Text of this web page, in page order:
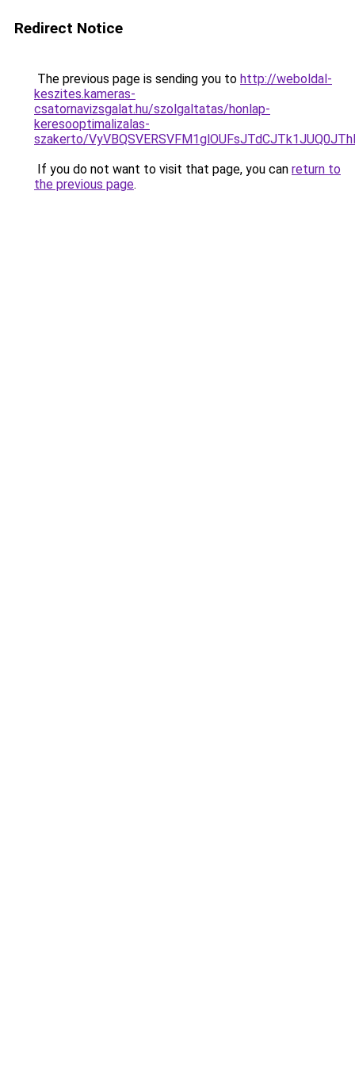
Redirect Notice
The previous page is sending you to http://weboldal-
keszites.kameras-
csatornavizsgalat.hu/szolgaltatas/honlap-
keresooptimalizalas-
szakerto/
If you do not want to visit that page, you can return to
the previous page.